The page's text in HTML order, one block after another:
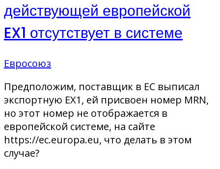
действующей европейской
EX1 отсутствует в системе
Евросоюз
Предположим, поставщик в ЕС выписал
экспортную EX1, ей присвоен номер MRN,
но этот номер не отображается в
европейской системе, на сайте
https://ec.europa.eu, что делать в этом
случае?